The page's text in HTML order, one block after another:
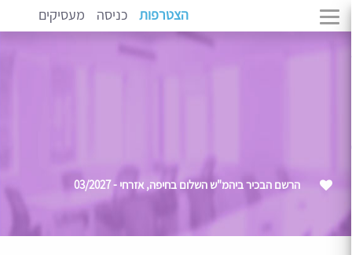
הצטרפות כניסה מעסיקים
הרשם הבכיר ביהמ"ש השלום בחיפה, אזרחי - 03/2027